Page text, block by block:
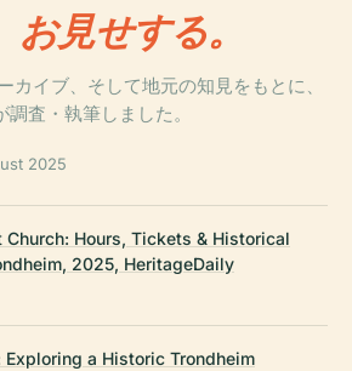
見せする。
カイブ、そして地元の知見をもとに、
査・執筆しました。
2025
Hours, Tickets & Historical
2025, HeritageDaily
Exploring a Historic Trondheim